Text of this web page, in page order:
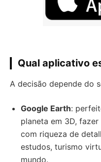
Qual aplicativo
A decisão depende do
Google Earth:
planeta em 3D,
com riqueza de
estudos, turismo
mundo.